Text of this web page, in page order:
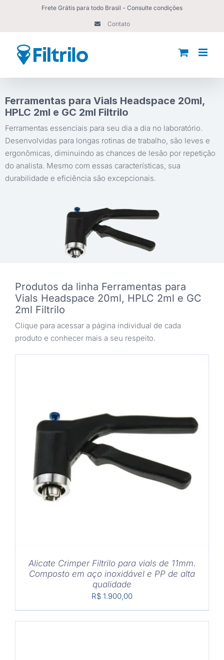
conteúdo
Frete Grátis para todo Brasil - Consulte condições
Contato
Ferramentas para Vials Headspace 20ml,
HPLC 2ml e GC 2ml Filtrilo
Ferramentas essenciais para seu dia a dia no laboratório.
Desenvolvidas para longas rotinas de trabalho, são leves e
ergonômicas, diminuindo as chances de lesão por repetição
do analista. Mesmo com essas características, sua
durabilidade e eficiência são excepcionais.
Produtos da linha Ferramentas para
Vials Headspace 20ml, HPLC 2ml e GC
2ml Filtrilo
Clique para acessar a página individual de cada
produto e conhecer mais a seu respeito.
COMPRAR DETALHES
Alicate Crimper Filtrilo para vials de 11mm.
Composto em aço inoxidável e PP de alta
qualidade
R$ 1.900,00